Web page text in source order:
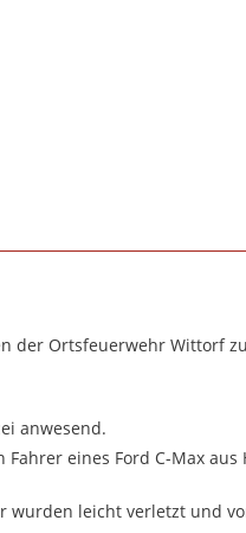
der Ortsfeuerwehr Wittorf
anwesend.
eines Ford C-Max
wurden leicht verletzt und